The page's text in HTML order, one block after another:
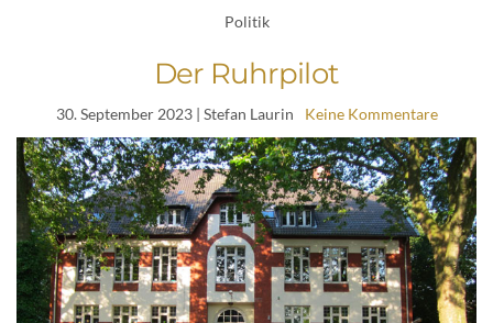
Politik
Der Ruhrpilot
30. September 2023| Stefan Laurin Keine Kommentare